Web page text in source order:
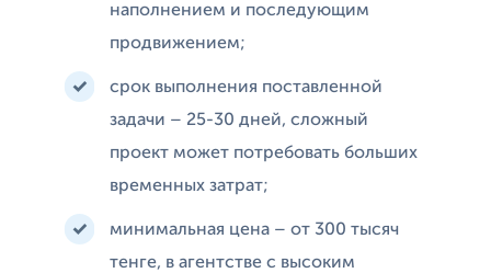
наполнением и последующим
продвижением;
срок выполнения поставленной
задачи – 25-30 дней, сложный
проект может потребовать больших
временных затрат;
минимальная цена – от 300 тысяч
тенге, в агентстве с высоким